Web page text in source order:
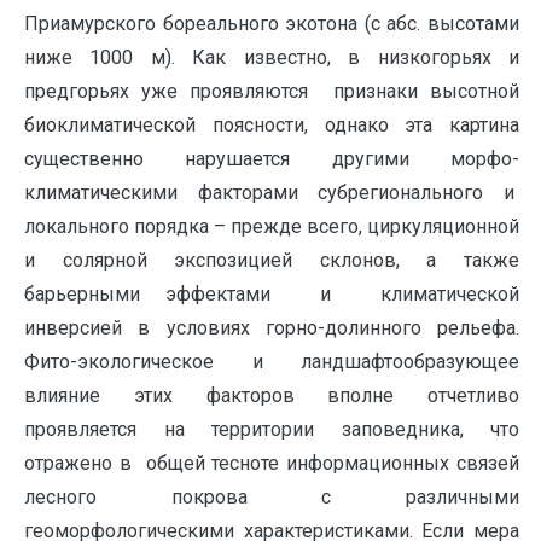
Приамурского бореального экотона (с абс. высотами
ниже 1000 м). Как известно, в низкогорьях и
предгорьях уже проявляются признаки высотной
биоклиматической поясности, однако эта картина
существенно нарушается другими морфо-
климатическими факторами субрегионального и
локального порядка – прежде всего, циркуляционной
и солярной экспозицией склонов, а также
барьерными эффектами и климатической
инверсией в условиях горно-долинного рельефа.
Фито-экологическое и ландшафтообразующее
влияние этих факторов вполне отчетливо
проявляется на территории заповедника, что
отражено в общей тесноте информационных связей
лесного покрова с различными
геоморфологическими характеристиками. Если мера